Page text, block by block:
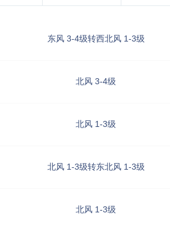
东风 3-4级转西北风 1-3级
北风 3-4级
北风 1-3级
北风 1-3级转东北风 1-3级
北风 1-3级